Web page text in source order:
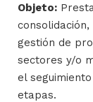
Objeto:
gestión de
sectores y/o
el
etapas.